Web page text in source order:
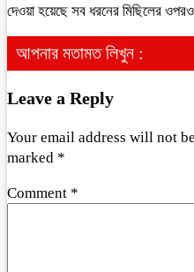
দেওয়া হয়েছে সব ধরনের মিছিলের
আপনার মতামত লিখুন :
Leave a Reply
Your email address will not
marked *
Comment *